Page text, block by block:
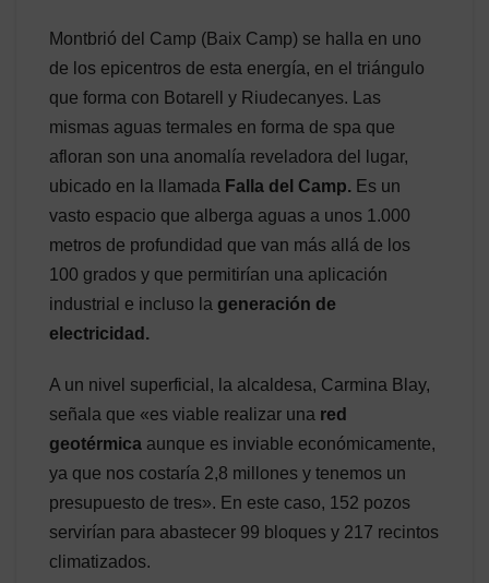
Montbrió del Camp (Baix Camp) se halla en uno
de los epicentros de esta energía, en el triángulo
que forma con Botarell y Riudecanyes. Las
mismas aguas termales en forma de spa que
afloran son una anomalía reveladora del lugar,
ubicado en la llamada Falla del Camp. Es un
vasto espacio que alberga aguas a unos 1.000
metros de profundidad que van más allá de los
100 grados y que permitirían una aplicación
industrial e incluso la generación de
electricidad.
A un nivel superficial, la alcaldesa, Carmina Blay,
señala que «es viable realizar una red
geotérmica aunque es inviable económicamente,
ya que nos costaría 2,8 millones y tenemos un
presupuesto de tres». En este caso, 152 pozos
servirían para abastecer 99 bloques y 217 recintos
climatizados.